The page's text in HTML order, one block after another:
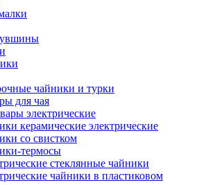
чайники и турки
для чая
электрические
керамические электрические
со свистком
термосы
стеклянные чайники
чайники в пластиковом